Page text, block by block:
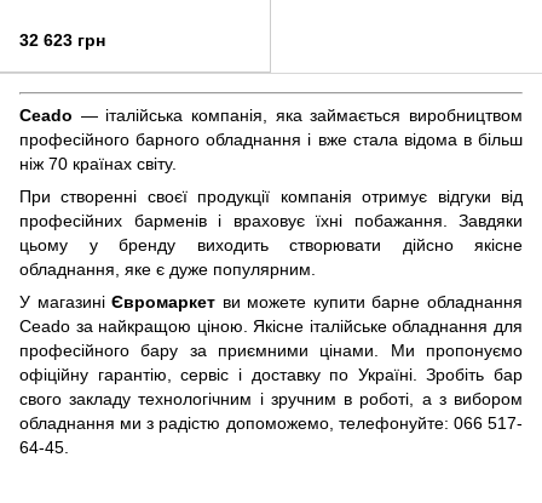
32 623 грн
Ceado — італійська компанія, яка займається виробництвом
професійного барного обладнання і вже стала відома в більш
ніж 70 країнах світу.
При створенні своєї продукції компанія отримує відгуки від
професійних барменів і враховує їхні побажання. Завдяки
цьому у бренду виходить створювати дійсно якісне
обладнання, яке є дуже популярним.
У магазиніЄвромаркет ви можете купити барне обладнання
Ceado за найкращою ціною. Якісне італійське обладнання для
професійного бару за приємними цінами. Ми пропонуємо
офіційну гарантію, сервіс і доставку по Україні. Зробіть бар
свого закладу технологічним і зручним в роботі, а з вибором
обладнання ми з радістю допоможемо, телефонуйте: 066 517-
64-45.